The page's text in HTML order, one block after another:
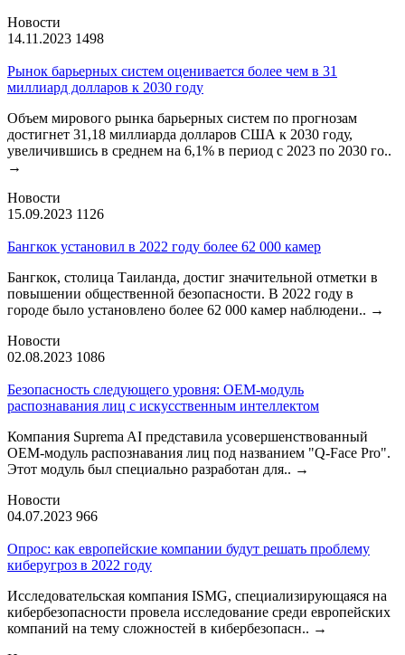
Новости
14.11.2023 1498
Рынок барьерных систем оценивается более чем в 31
миллиард долларов к 2030 году
Объем мирового рынка барьерных систем по прогнозам
достигнет 31,18 миллиарда долларов США к 2030 году,
увеличившись в среднем на 6,1% в период с 2023 по 2030 го..
→
Новости
15.09.2023 1126
Бангкок установил в 2022 году более 62 000 камер
Бангкок, столица Таиланда, достиг значительной отметки в
повышении общественной безопасности. В 2022 году в
городе было установлено более 62 000 камер наблюдени.. →
Новости
02.08.2023 1086
Безопасность следующего уровня: OEM-модуль
распознавания лиц с искусственным интеллектом
Компания Suprema AI представила усовершенствованный
OEM-модуль распознавания лиц под названием "Q-Face Pro".
Этот модуль был специально разработан для.. →
Новости
04.07.2023 966
Опрос: как европейские компании будут решать проблему
киберугроз в 2022 году
Исследовательская компания ISMG, специализирующаяся на
кибербезопасности провела исследование среди европейских
компаний на тему сложностей в кибербезопасн.. →